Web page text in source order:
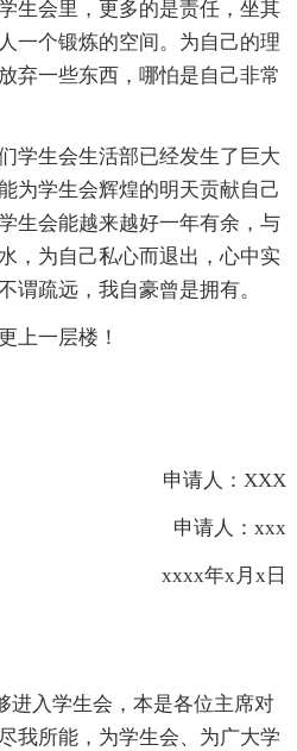
生会里，更多的是责任，坐其
一个锻炼的空间。为自己的理
弃一些东西，哪怕是自己非常
学生会生活部已经发生了巨大
为学生会辉煌的明天贡献自己
生会能越来越好一年有余，与
，为自己私心而退出，心中实
谓疏远，我自豪曾是拥有。
上一层楼！
申请人：XXX
申请人：xxx
xxxx年x月x日
进入学生会，本是各位主席对
我所能，为学生会、为广大学